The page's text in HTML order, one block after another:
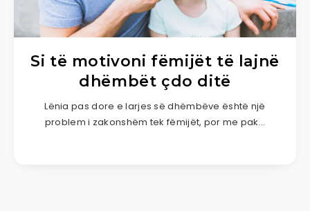
Si të motivoni fëmijët të lajnë
dhëmbët çdo ditë
Lënia pas dore e larjes së dhëmbëve është një
problem i zakonshëm tek fëmijët, por me pak…